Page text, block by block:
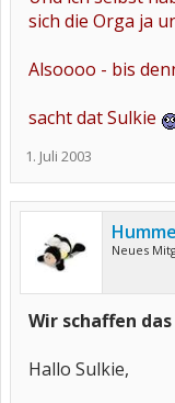
sich die Orga ja
Alsoooo - bis
sacht dat Sulkie
1. Juli 2003
Neues
Wir schaffen das
Hallo Sulkie,